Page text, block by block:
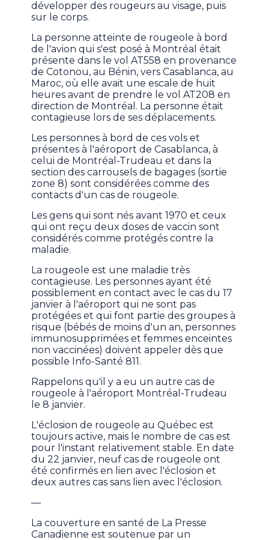
développer des rougeurs au visage, puis
sur le corps.
La personne atteinte de rougeole à bord
de l'avion qui s'est posé à Montréal était
présente dans le vol AT558 en provenance
de Cotonou, au Bénin, vers Casablanca, au
Maroc, où elle avait une escale de huit
heures avant de prendre le vol AT208 en
direction de Montréal. La personne était
contagieuse lors de ses déplacements.
Les personnes à bord de ces vols et
présentes à l'aéroport de Casablanca, à
celui de Montréal-Trudeau et dans la
section des carrousels de bagages (sortie
zone 8) sont considérées comme des
contacts d'un cas de rougeole.
Les gens qui sont nés avant 1970 et ceux
qui ont reçu deux doses de vaccin sont
considérés comme protégés contre la
maladie.
La rougeole est une maladie très
contagieuse. Les personnes ayant été
possiblement en contact avec le cas du 17
janvier à l'aéroport qui ne sont pas
protégées et qui font partie des groupes à
risque (bébés de moins d'un an, personnes
immunosupprimées et femmes enceintes
non vaccinées) doivent appeler dès que
possible Info-Santé 811.
Rappelons qu'il y a eu un autre cas de
rougeole à l'aéroport Montréal-Trudeau
le 8 janvier.
L'éclosion de rougeole au Québec est
toujours active, mais le nombre de cas est
pour l'instant relativement stable. En date
du 22 janvier, neuf cas de rougeole ont
été confirmés en lien avec l'éclosion et
deux autres cas sans lien avec l'éclosion.
—
La couverture en santé de La Presse
Canadienne est soutenue par un